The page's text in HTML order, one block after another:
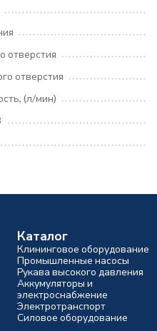
отверстия
отверстия
(л/мин)
Каталог
Клининговое оборудование
Промышленные насосы
Рукава высокого давления
Аккумуляторы и
электроснабжение
Электротранспорт
Силовое оборудование